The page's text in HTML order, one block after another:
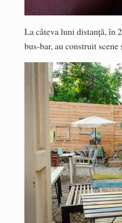
La câteva luni distanță, în
bus-bar, au construit